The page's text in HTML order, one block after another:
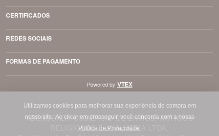
CERTIFICADOS
REDES SOCIAIS
FORMAS DE PAGAMENTO
Powered by VTEX
ABENÇOADA COMÉRCIO DE LIVROS, ARTIGOS
RELIGIOSOS E JOALHERIA LTDA.
Utilizamos cookies para melhorar sua experiência de compra em
nosso site. Ao clicar em prosseguir, você concorda com a nossa
Política de Privacidade.